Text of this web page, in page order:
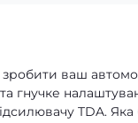
ваш
гнучке
TDA. Яка